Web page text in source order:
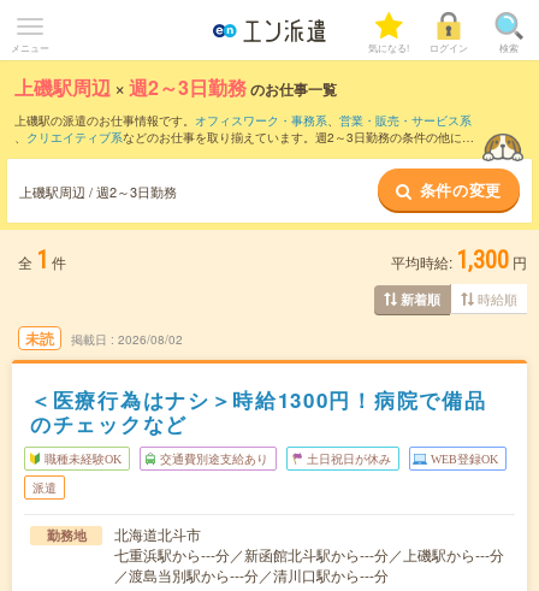
メニュー 気になる! ログイン 検索
上磯駅周辺 ×週2～3日勤務のお仕事一覧
上磯駅の派遣のお仕事情報です。 オフィスワーク・事務系、 営業・販売・サービス系
、 クリエイティブ系などのお仕事を取り揃えています。週2～3日勤務の条件の他に、
上磯駅周辺 / 週2～3日勤務 条件の変更
全 1 件 平均時給: 1,300 円
新着順 時給順
未読 掲載日 2026/08/02
＜医療行為はナシ＞時給1300円！病院で備品
のチェックなど
職種未経験OK 交通費別途支給あり 土日祝日が休み WEB登録OK
派遣
勤務地
北海道北斗市
七重浜駅から---分／新函館北斗駅から---分／上磯駅から---分
／渡島当別駅から---分／清川口駅から---分